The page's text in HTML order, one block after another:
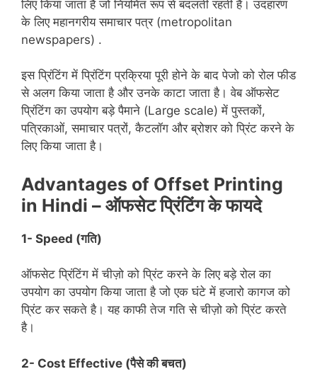
लिए किया जाता है जो नियमित रूप से बदलती रहती है। उदहारण
के लिए महानगरीय समाचार पत्र (metropolitan
newspapers) .
इस प्रिंटिंग में प्रिंटिंग प्रक्रिया पूरी होने के बाद पेजो को रोल फीड
से अलग किया जाता है और उनके काटा जाता है। वेब ऑफसेट
प्रिंटिंग का उपयोग बड़े पैमाने (Large scale) में पुस्तकों,
पत्रिकाओं, समाचार पत्रों, कैटलॉग और ब्रोशर को प्रिंट करने के
लिए किया जाता है।
Advantages of Offset Printing
in Hindi – ऑफसेट प्रिंटिंग के फायदे
1- Speed (गति)
ऑफसेट प्रिंटिंग में चीज़ो को प्रिंट करने के लिए बड़े रोल का
उपयोग का उपयोग किया जाता है जो एक घंटे में हजारो कागज को
प्रिंट कर सकते है। यह काफी तेज गति से चीज़ो को प्रिंट करते
है।
2- Cost Effective (पैसे की बचत)